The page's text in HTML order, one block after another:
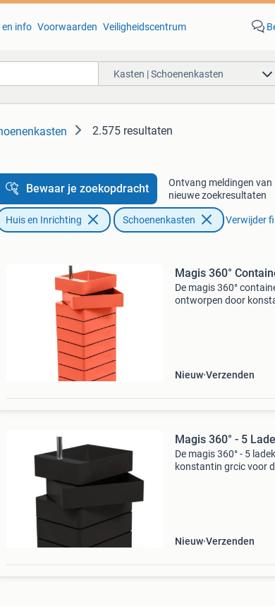
en info Voorwaarden Veiligheidscentrum
Kasten | Schoenenkasten
2.575 resultaten
Bewaar je zoekopdracht
Ontvang meldingen van
nieuwe zoekresultaten
Huis en Inrichting Schoenenkasten Verwijder
Magis 360°
De magis 360°
ontworpen door
Nieuw Verzenden
Magis 360° - 5
De magis 360° - 5
konstantin grcic voor
Nieuw Verzenden